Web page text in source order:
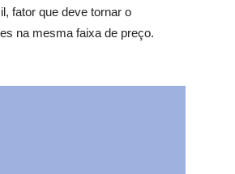
fator que deve tornar o
na mesma faixa de preço.